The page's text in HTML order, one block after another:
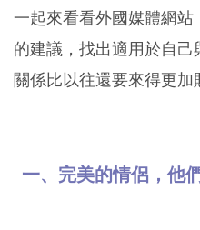
一起來看看外國媒體網站
的建議，找出適用於自
關係比以往還要來得更加
一、完美的情侶，他